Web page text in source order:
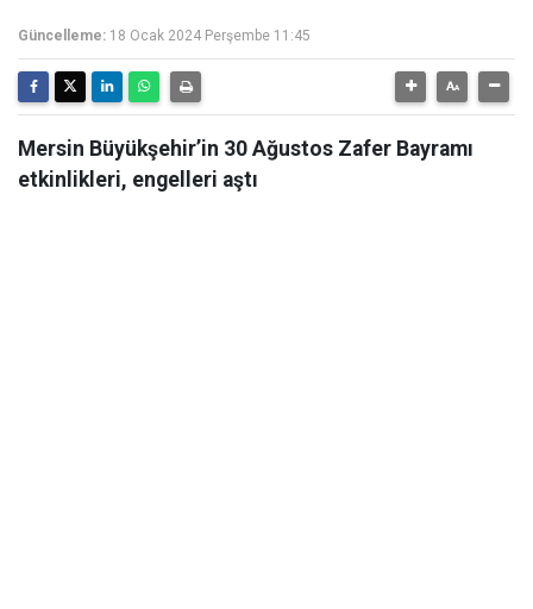
Güncelleme: 18 Ocak 2024 Perşembe 11:45
Mersin Büyükşehir’in 30 Ağustos Zafer Bayramı
etkinlikleri, engelleri aştı